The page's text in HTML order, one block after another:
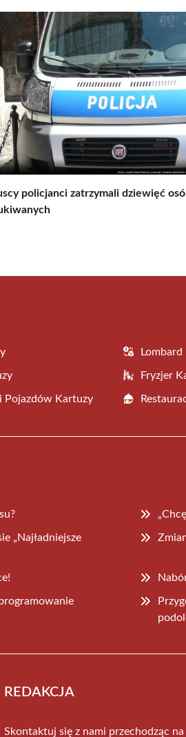
policjanci zatrzymali dziewięć
Fryzjer
Pojazdów Kartuzy
„Najładniejsze
REDAKCJA
Skontaktuj się z nami przechodząc